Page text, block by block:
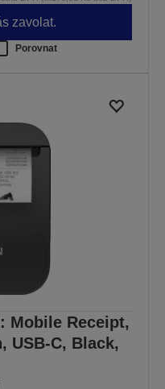
zavolat.
Porovnat
Mobile Receipt,
USB-C, Black,